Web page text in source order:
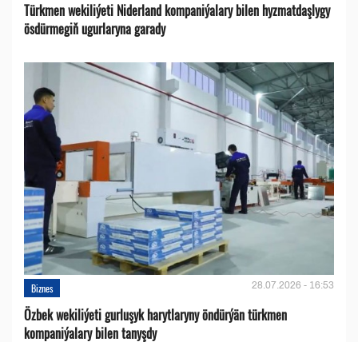
Türkmen wekiliýeti Niderland kompaniýalary bilen hyzmatdaşlygy
ösdürmegiň ugurlaryna garady
Biznes 28.07.2026 - 16:53
Özbek wekiliýeti gurluşyk harytlaryny öndürýän türkmen
kompaniýalary bilen tanyşdy